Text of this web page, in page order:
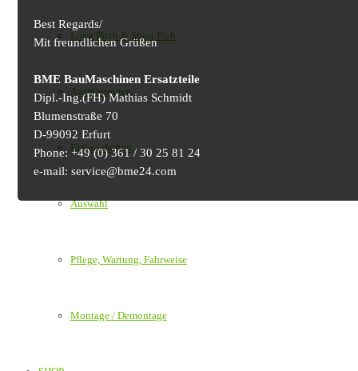
Long Pitch & Short Pich
Ausführungen
Eigenschaften
Auswahl
Pflege, Wartung, Fahrweise
Montage / Demontage
Best Regards/
Mit freundlichen Grüßen
BME BauMaschinen Ersatzteile
Dipl.-Ing.(FH) Mathias Schmidt
Blumenstraße 70
D-99092 Erfurt
Phone: +49 (0) 361 / 30 25 81 24
e-mail: service@bme24.com